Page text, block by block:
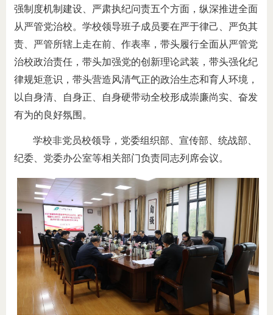
强制度机制建设、严肃执纪问责五个方面，纵深推进全面
从严管党治校。学校领导班子成员要在严于律己、严负其
责、严管所辖上走在前、作表率，带头履行全面从严管党
治校政治责任，带头加强党的创新理论武装，带头强化纪
律规矩意识，带头营造风清气正的政治生态和育人环境，
以自身清、自身正、自身硬带动全校形成崇廉尚实、奋发
有为的良好氛围。
学校非党员校领导，党委组织部、宣传部、统战部、
纪委、党委办公室等相关部门负责同志列席会议。